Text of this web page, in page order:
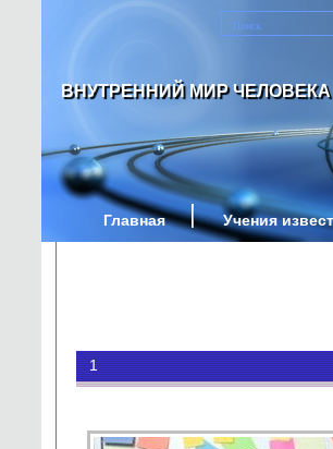
ВНУТРЕННИЙ МИР ЧЕЛОВЕКА
Главная Учения
1